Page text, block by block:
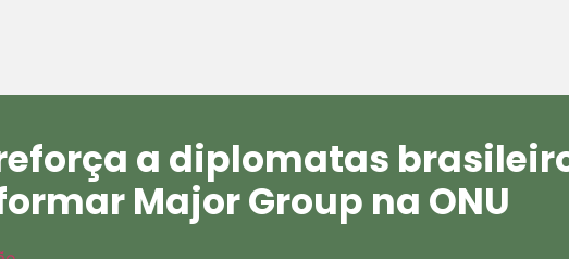
a diplomatas
Major Group na ONU